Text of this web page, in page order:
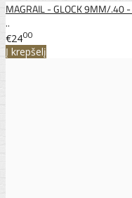
MAGRAIL - GLOCK 9MM/.40 -
..
€2400
Į krepšelį